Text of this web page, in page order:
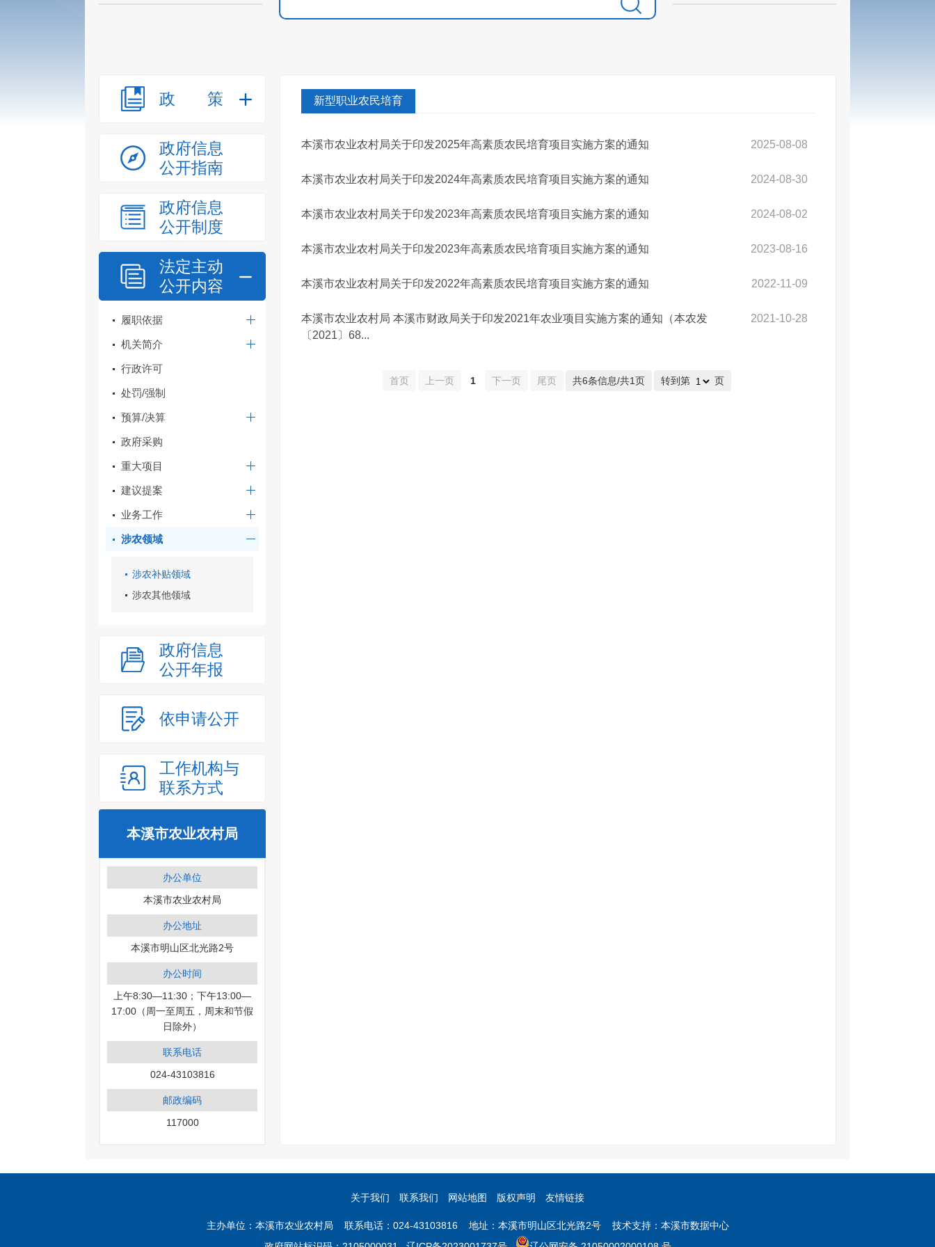
政策
政府信息
公开指南
政府信息
公开制度
法定主动
公开内容
履职依据
机关简介
行政许可
处罚/强制
预算/决算
政府采购
重大项目
建议提案
业务工作
涉农领域
涉农补贴领域
涉农其他领域
政府信息
公开年报
依申请公开
工作机构与
联系方式
本溪市农业农村局
办公单位
本溪市农业农村局
办公地址
本溪市明山区北光路2号
办公时间
上午8:30—11:30；下午13:00—
17:00（周一至周五，周末和节假
日除外）
联系电话
024-43103816
邮政编码
117000
新型职业农民培育
2025-08-08
本溪市农业农村局关于印发2025年高素质农民培育项目实施方案的通知
2024-08-30
本溪市农业农村局关于印发2024年高素质农民培育项目实施方案的通知
2024-08-02
本溪市农业农村局关于印发2023年高素质农民培育项目实施方案的通知
2023-08-16
本溪市农业农村局关于印发2023年高素质农民培育项目实施方案的通知
2022-11-09
本溪市农业农村局关于印发2022年高素质农民培育项目实施方案的通知
2021-10-28
本溪市农业农村局 本溪市财政局关于印发2021年农业项目实施方案的通知（本农发
〔2021〕68...
首页 上一页 1 下一页 尾页 共6条信息/共1页 转到第 页
关于我们 联系我们 网站地图 版权声明 友情链接
主办单位：本溪市农业农村局 联系电话：024-43103816 地址：本溪市明山区北光路2号 技术支持：本溪市数据中心